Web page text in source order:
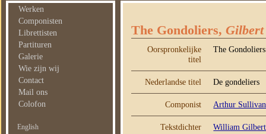
Werken
Componisten
Librettisten
Partituren
Galerie
Wie zijn wij
Contact
Mail ons
Colofon
English
The Gondoliers,
Oorspronkelijke
titel
The Gondoliers
Nederlandse titel De gondeliers
Componist Arthur Sullivan
Tekstdichter William Gilbert